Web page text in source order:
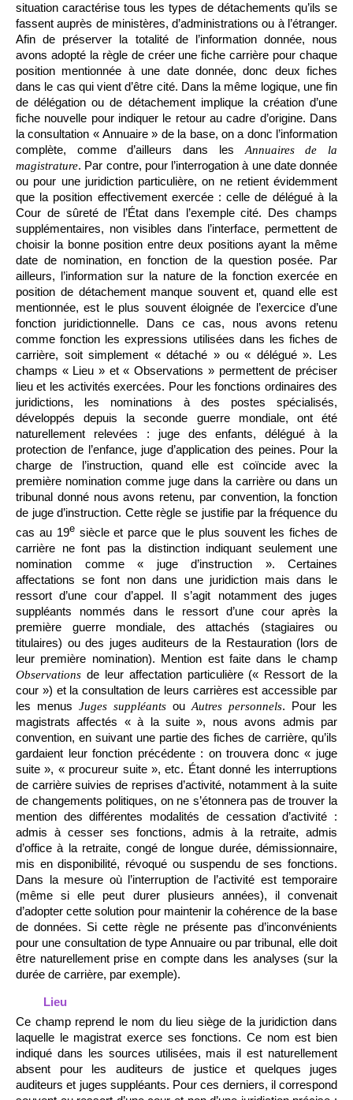
situation caractérise tous les types de détachements qu’ils se
fassent auprès de ministères, d’administrations ou à l’étranger.
Afin de préserver la totalité de l’information donnée, nous
avons adopté la règle de créer une fiche carrière pour chaque
position mentionnée à une date donnée, donc deux fiches
dans le cas qui vient d’être cité. Dans la même logique, une fin
de délégation ou de détachement implique la création d’une
fiche nouvelle pour indiquer le retour au cadre d’origine. Dans
la consultation « Annuaire » de la base, on a donc l’information
complète, comme d’ailleurs dans les Annuaires de la
magistrature. Par contre, pour l’interrogation à une date donnée
ou pour une juridiction particulière, on ne retient évidemment
que la position effectivement exercée : celle de délégué à la
Cour de sûreté de l’État dans l’exemple cité. Des champs
supplémentaires, non visibles dans l’interface, permettent de
choisir la bonne position entre deux positions ayant la même
date de nomination, en fonction de la question posée. Par
ailleurs, l’information sur la nature de la fonction exercée en
position de détachement manque souvent et, quand elle est
mentionnée, est le plus souvent éloignée de l’exercice d’une
fonction juridictionnelle. Dans ce cas, nous avons retenu
comme fonction les expressions utilisées dans les fiches de
carrière, soit simplement « détaché » ou « délégué ». Les
champs « Lieu » et « Observations » permettent de préciser
lieu et les activités exercées. Pour les fonctions ordinaires des
juridictions, les nominations à des postes spécialisés,
développés depuis la seconde guerre mondiale, ont été
naturellement relevées : juge des enfants, délégué à la
protection de l’enfance, juge d’application des peines. Pour la
charge de l’instruction, quand elle est coïncide avec la
première nomination comme juge dans la carrière ou dans un
tribunal donné nous avons retenu, par convention, la fonction
de juge d’instruction. Cette règle se justifie par la fréquence du
cas au 19esiècle et parce que le plus souvent les fiches de
carrière ne font pas la distinction indiquant seulement une
nomination comme « juge d’instruction ». Certaines
affectations se font non dans une juridiction mais dans le
ressort d’une cour d’appel. Il s’agit notamment des juges
suppléants nommés dans le ressort d’une cour après la
première guerre mondiale, des attachés (stagiaires ou
titulaires) ou des juges auditeurs de la Restauration (lors de
leur première nomination). Mention est faite dans le champ
Observations de leur affectation particulière (« Ressort de la
cour ») et la consultation de leurs carrières est accessible par
les menus Juges suppléants ou Autres personnels. Pour les
magistrats affectés « à la suite », nous avons admis par
convention, en suivant une partie des fiches de carrière, qu’ils
gardaient leur fonction précédente : on trouvera donc « juge
suite », « procureur suite », etc. Étant donné les interruptions
de carrière suivies de reprises d’activité, notamment à la suite
de changements politiques, on ne s’étonnera pas de trouver la
mention des différentes modalités de cessation d’activité :
admis à cesser ses fonctions, admis à la retraite, admis
d’office à la retraite, congé de longue durée, démissionnaire,
mis en disponibilité, révoqué ou suspendu de ses fonctions.
Dans la mesure où l’interruption de l’activité est temporaire
(même si elle peut durer plusieurs années), il convenait
d’adopter cette solution pour maintenir la cohérence de la base
de données. Si cette règle ne présente pas d’inconvénients
pour une consultation de type Annuaire ou par tribunal, elle doit
être naturellement prise en compte dans les analyses (sur la
durée de carrière, par exemple).
Lieu
Ce champ reprend le nom du lieu siège de la juridiction dans
laquelle le magistrat exerce ses fonctions. Ce nom est bien
indiqué dans les sources utilisées, mais il est naturellement
absent pour les auditeurs de justice et quelques juges
auditeurs et juges suppléants. Pour ces derniers, il correspond